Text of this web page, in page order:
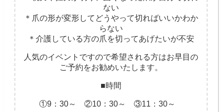
ない
＊爪の形が変形してどうやって切ればいいかわか
らない
＊介護している方の爪を切ってあげたいが不安
人気のイベントですので希望される方はお早目の
ご予約をお勧めいたします。
■時間
①9：30～ ②10：30～ ③11：30～